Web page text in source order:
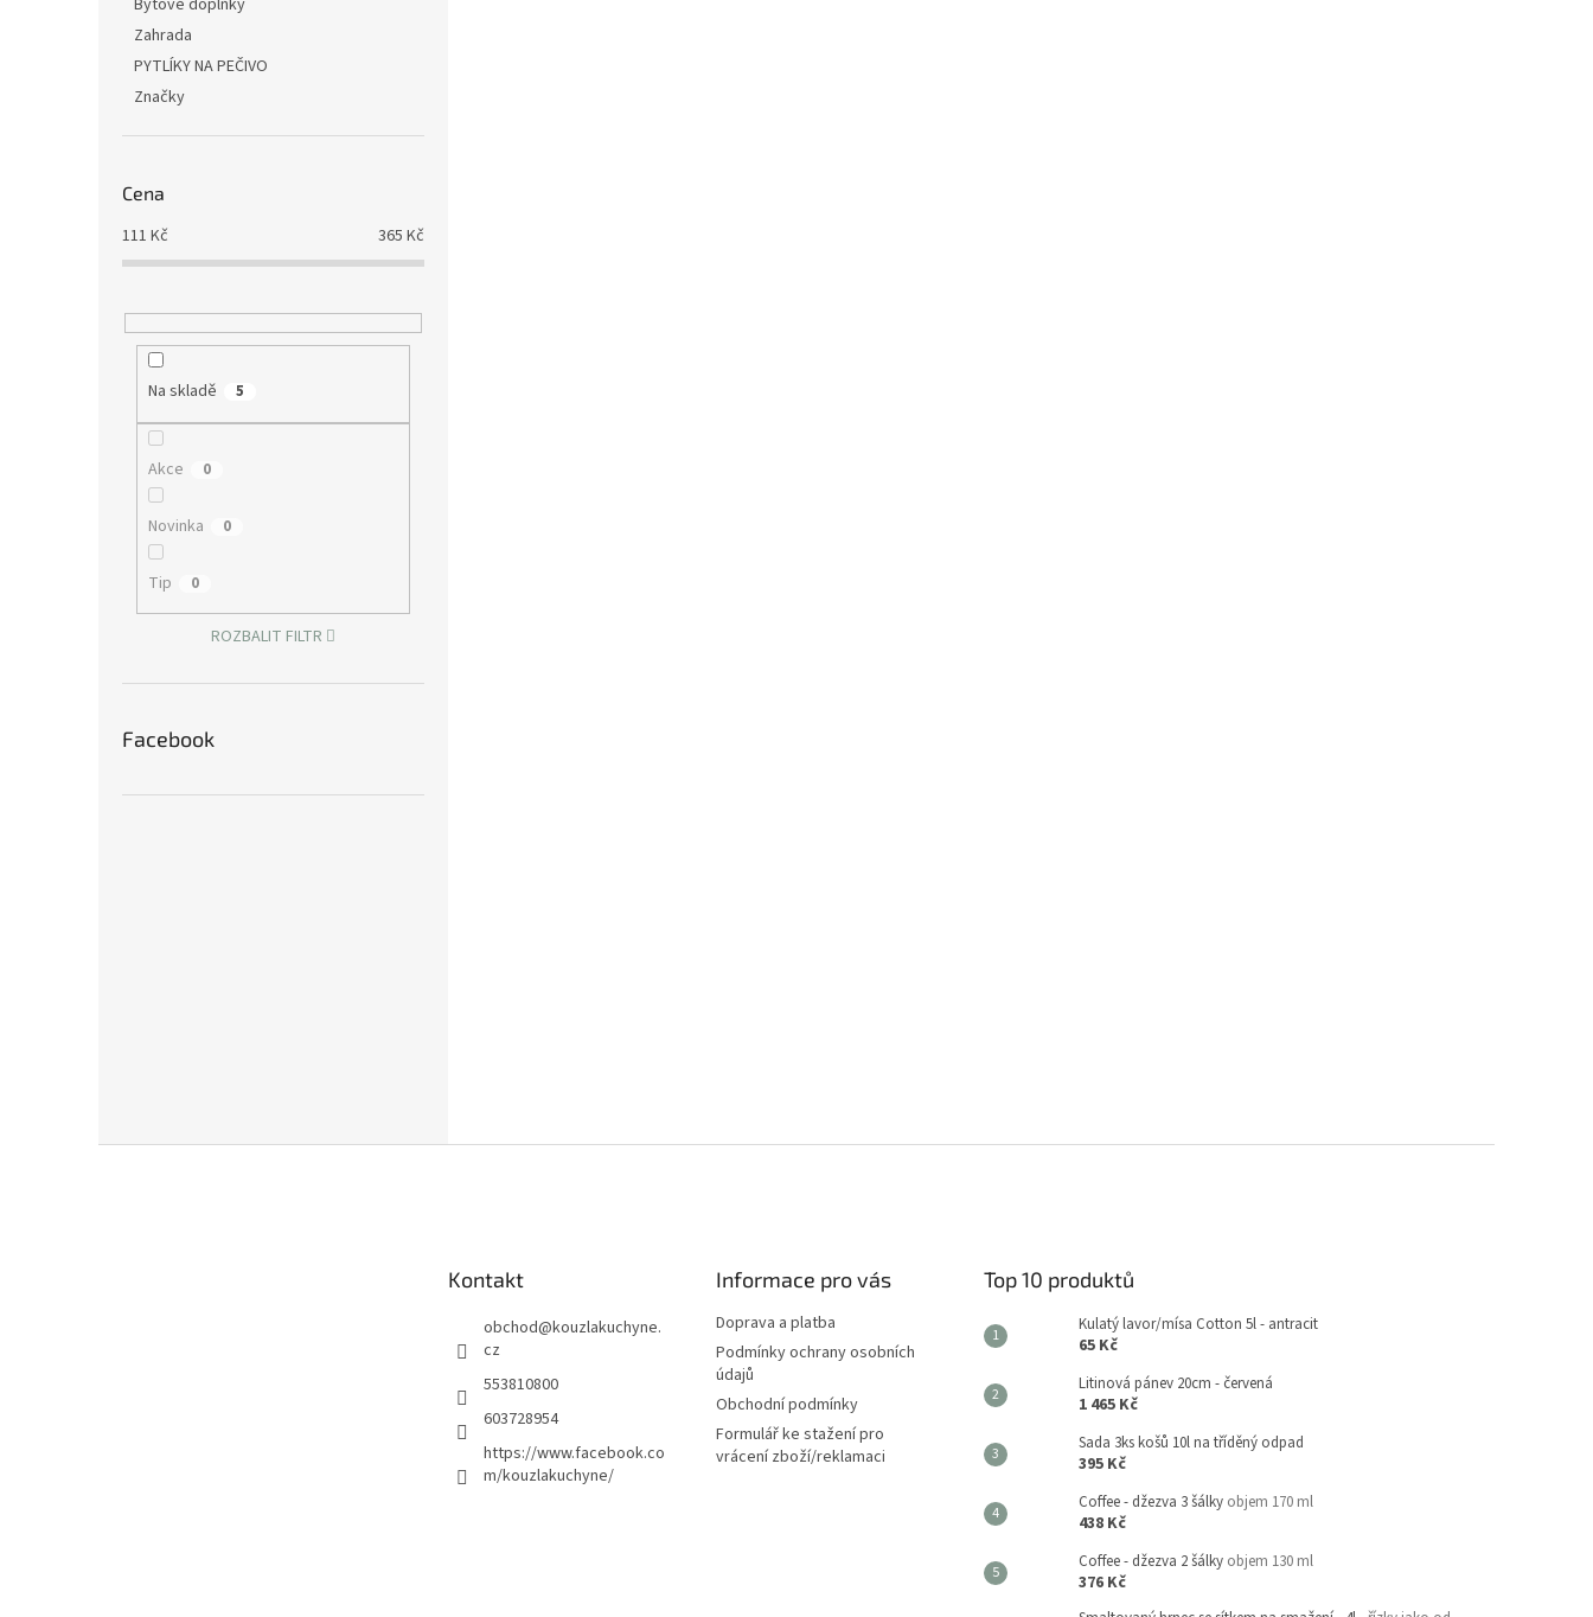
Bytové doplňky
Zahrada
PYTLÍKY NA PEČIVO
Značky
Cena
111 Kč 365 Kč
Na skladě 5
Akce 0
Novinka 0
Tip 0
ROZBALIT FILTR
Facebook
Kontakt
obchod@kouzlakuchyne.
cz
553810800
603728954
https://www.facebook.co
m/kouzlakuchyne/
Informace pro vás
Doprava a platba
Podmínky ochrany osobních
údajů
Obchodní podmínky
Formulář ke stažení pro
vrácení zboží/reklamaci
Top 10 produktů
Kulatý lavor/mísa Cotton 5l - antracit
65 Kč
Litinová pánev 20cm - červená
1 465 Kč
Sada 3ks košů 10l na tříděný odpad
395 Kč
Coffee - džezva 3 šálky objem 170 ml
438 Kč
Coffee - džezva 2 šálky objem 130 ml
376 Kč